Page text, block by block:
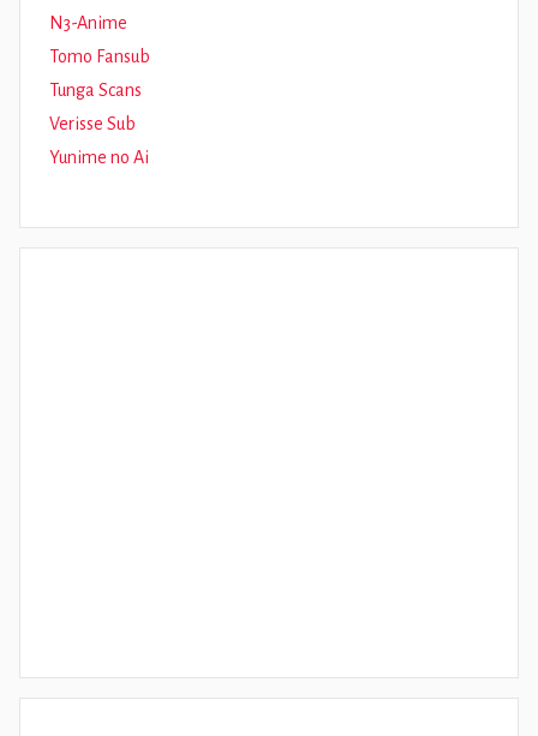
N3-Anime
Tomo Fansub
Tunga Scans
Verisse Sub
Yunime no Ai